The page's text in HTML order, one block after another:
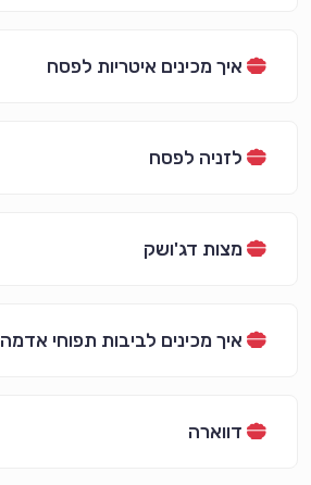
איך מכינים איטריות לפסח
לזניה לפסח
מצות דג'ושק
איך מכינים לביבות תפוחי אדמה
דווארה